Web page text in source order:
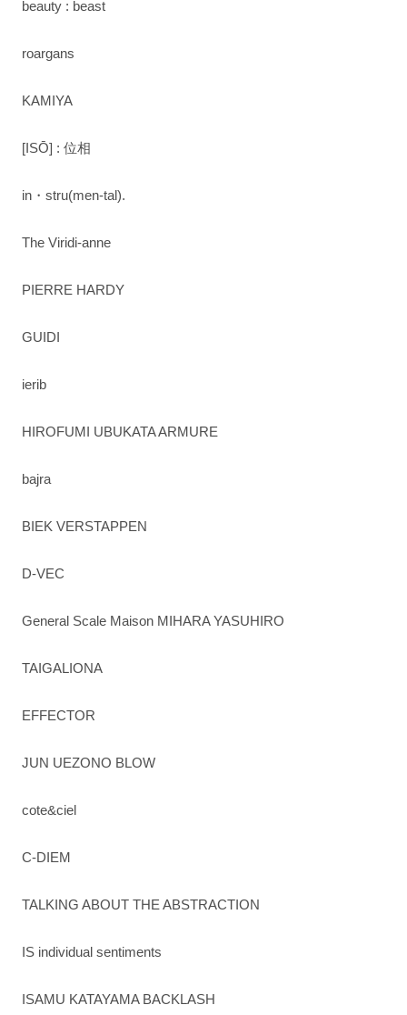
beauty : beast
roargans
KAMIYA
[ISŌ] : 位相
in・stru(men-tal).
The Viridi-anne
PIERRE HARDY
GUIDI
ierib
HIROFUMI UBUKATA ARMURE
bajra
BIEK VERSTAPPEN
D-VEC
General Scale Maison MIHARA YASUHIRO
TAIGALIONA
EFFECTOR
JUN UEZONO BLOW
cote&ciel
C-DIEM
TALKING ABOUT THE ABSTRACTION
IS individual sentiments
ISAMU KATAYAMA BACKLASH